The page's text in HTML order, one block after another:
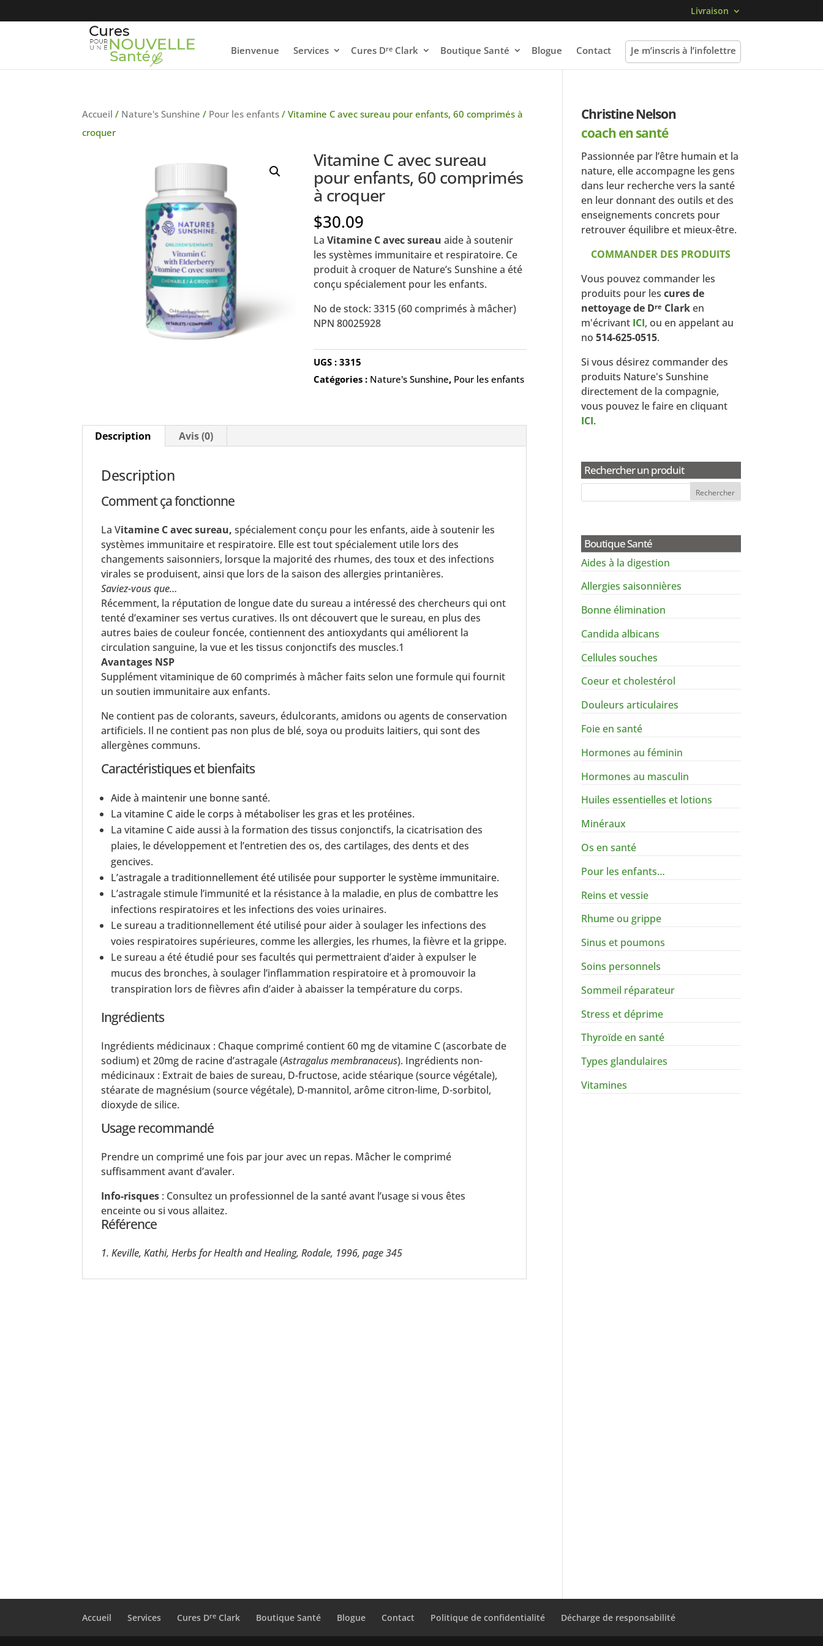
Livraison
Bienvenue Services Cures DreClark Boutique Santé Blogue Contact Je m’inscris à l’infolettre
Accueil / Nature's Sunshine / Pour les enfants / Vitamine C avec sureau pour enfants, 60 comprimés à
croquer
Vitamine C avec sureau
pour enfants, 60 comprimés
à croquer
$30.09
La Vitamine C avec sureau aide à soutenir
les systèmes immunitaire et respiratoire. Ce
produit à croquer de Nature’s Sunshine a été
conçu spécialement pour les enfants.
No de stock: 3315 (60 comprimés à mâcher)
NPN 80025928
UGS :3315
Catégories : Nature's Sunshine, Pour les enfants
Description Avis (0)
Description
Comment ça fonctionne
La Vitamine C avec sureau, spécialement conçu pour les enfants, aide à soutenir les
systèmes immunitaire et respiratoire. Elle est tout spécialement utile lors des
changements saisonniers, lorsque la majorité des rhumes, des toux et des infections
virales se produisent, ainsi que lors de la saison des allergies printanières.
Saviez-vous que…
Récemment, la réputation de longue date du sureau a intéressé des chercheurs qui ont
tenté d’examiner ses vertus curatives. Ils ont découvert que le sureau, en plus des
autres baies de couleur foncée, contiennent des antioxydants qui améliorent la
circulation sanguine, la vue et les tissus conjonctifs des muscles.1
Avantages NSP
Supplément vitaminique de 60 comprimés à mâcher faits selon une formule qui fournit
un soutien immunitaire aux enfants.
Ne contient pas de colorants, saveurs, édulcorants, amidons ou agents de conservation
artificiels. Il ne contient pas non plus de blé, soya ou produits laitiers, qui sont des
allergènes communs.
Caractéristiques et bienfaits
Aide à maintenir une bonne santé.
La vitamine C aide le corps à métaboliser les gras et les protéines.
La vitamine C aide aussi à la formation des tissus conjonctifs, la cicatrisation des
plaies, le développement et l’entretien des os, des cartilages, des dents et des
gencives.
L’astragale a traditionnellement été utilisée pour supporter le système immunitaire.
L’astragale stimule l’immunité et la résistance à la maladie, en plus de combattre les
infections respiratoires et les infections des voies urinaires.
Le sureau a traditionnellement été utilisé pour aider à soulager les infections des
voies respiratoires supérieures, comme les allergies, les rhumes, la fièvre et la grippe.
Le sureau a été étudié pour ses facultés qui permettraient d’aider à expulser le
mucus des bronches, à soulager l’inflammation respiratoire et à promouvoir la
transpiration lors de fièvres afin d’aider à abaisser la température du corps.
Ingrédients
Ingrédients médicinaux : Chaque comprimé contient 60 mg de vitamine C (ascorbate de
sodium) et 20mg de racine d’astragale (Astragalus membranaceus). Ingrédients non-
médicinaux : Extrait de baies de sureau, D-fructose, acide stéarique (source végétale),
stéarate de magnésium (source végétale), D-mannitol, arôme citron-lime, D-sorbitol,
dioxyde de silice.
Usage recommandé
Prendre un comprimé une fois par jour avec un repas. Mâcher le comprimé
suffisamment avant d’avaler.
Info-risques : Consultez un professionnel de la santé avant l’usage si vous êtes
enceinte ou si vous allaitez.
Référence
1. Keville, Kathi, Herbs for Health and Healing, Rodale, 1996, page 345
Christine Nelson
coach en santé
Passionnée par l’être humain et la
nature, elle accompagne les gens
dans leur recherche vers la santé
en leur donnant des outils et des
enseignements concrets pour
retrouver équilibre et mieux-être.
COMMANDER DES PRODUITS
Vous pouvez commander les
produits pour lescures de
nettoyage de Dre Clark en
m'écrivant ICI, ou en appelant au
no514-625-0515.
Si vous désirez commander des
produits Nature's Sunshine
directement de la compagnie,
vous pouvez le faire en cliquant
ICI.
Rechercher un produit
Boutique Santé
Aides à la digestion
Allergies saisonnières
Bonne élimination
Candida albicans
Cellules souches
Coeur et cholestérol
Douleurs articulaires
Foie en santé
Hormones au féminin
Hormones au masculin
Huiles essentielles et lotions
Minéraux
Os en santé
Pour les enfants…
Reins et vessie
Rhume ou grippe
Sinus et poumons
Soins personnels
Sommeil réparateur
Stress et déprime
Thyroïde en santé
Types glandulaires
Vitamines
Accueil Services Cures Dre Clark Boutique Santé Blogue Contact Politique de confidentialité Décharge de responsabilité